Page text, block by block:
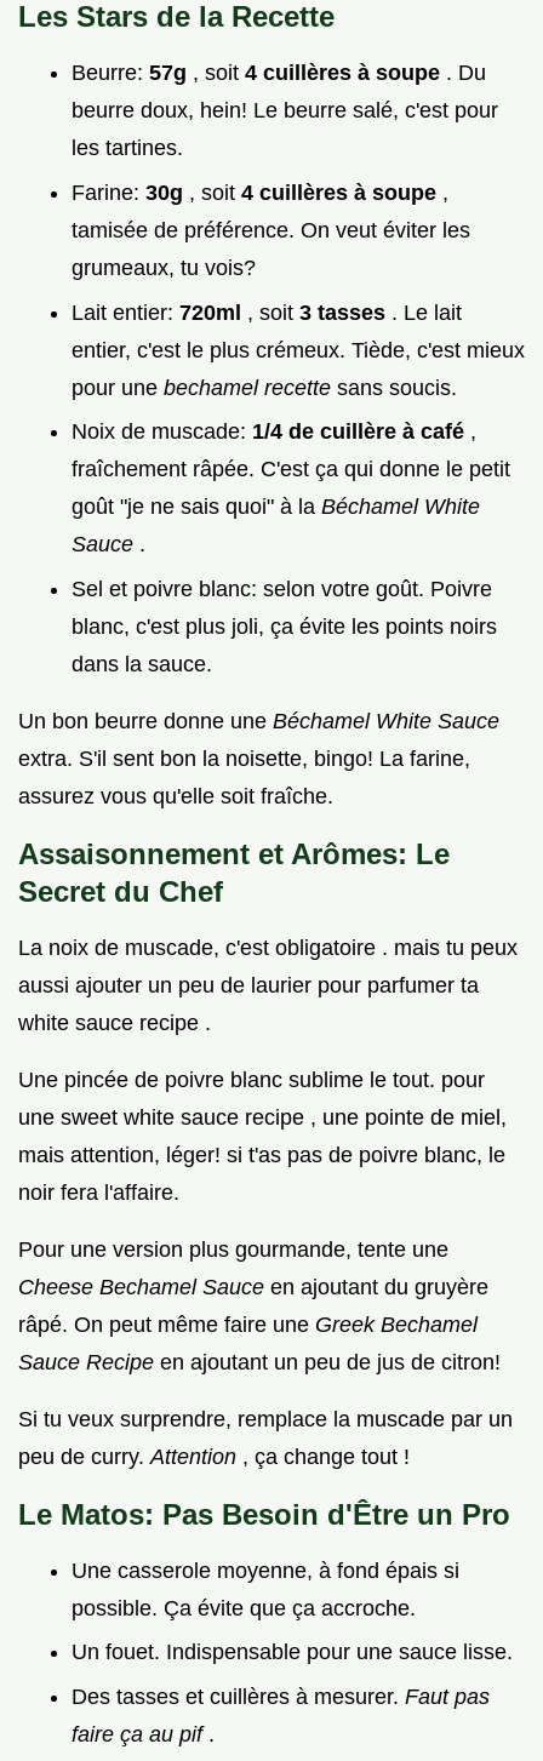
Les Stars de la Recette
Beurre: 57g , soit 4 cuillères à soupe . Du
beurre doux, hein! Le beurre salé, c'est pour
les tartines.
Farine: 30g , soit 4 cuillères à soupe ,
tamisée de préférence. On veut éviter les
grumeaux, tu vois?
Lait entier: 720ml , soit 3 tasses . Le lait
entier, c'est le plus crémeux. Tiède, c'est mieux
pour une bechamel recette sans soucis.
Noix de muscade: 1/4 de cuillère à café ,
fraîchement râpée. C'est ça qui donne le petit
goût "je ne sais quoi" à la Béchamel White
Sauce .
Sel et poivre blanc: selon votre goût. Poivre
blanc, c'est plus joli, ça évite les points noirs
dans la sauce.
Un bon beurre donne une Béchamel White Sauce
extra. S'il sent bon la noisette, bingo! La farine,
assurez vous qu'elle soit fraîche.
Assaisonnement et Arômes: Le
Secret du Chef
La noix de muscade, c'est obligatoire . mais tu peux
aussi ajouter un peu de laurier pour parfumer ta
white sauce recipe .
Une pincée de poivre blanc sublime le tout. pour
une sweet white sauce recipe , une pointe de miel,
mais attention, léger! si t'as pas de poivre blanc, le
noir fera l'affaire.
Pour une version plus gourmande, tente une
Cheese Bechamel Sauce en ajoutant du gruyère
râpé. On peut même faire une Greek Bechamel
Sauce Recipe en ajoutant un peu de jus de citron!
Si tu veux surprendre, remplace la muscade par un
peu de curry. Attention , ça change tout !
Le Matos: Pas Besoin d'Être un Pro
Une casserole moyenne, à fond épais si
possible. Ça évite que ça accroche.
Un fouet. Indispensable pour une sauce lisse.
Des tasses et cuillères à mesurer. Faut pas
faire ça au pif .